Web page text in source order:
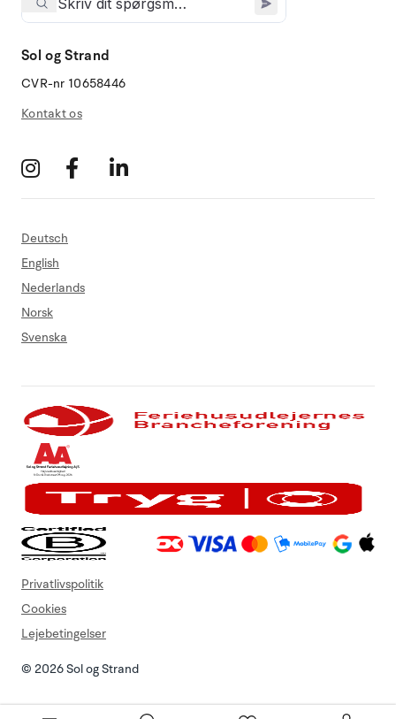
Sol og Strand
CVR-nr 10658446
Kontakt os
Deutsch
English
Nederlands
Norsk
Svenska
© 2026 Sol og Strand
Privatlivspolitik
Cookies
Lejebetingelser